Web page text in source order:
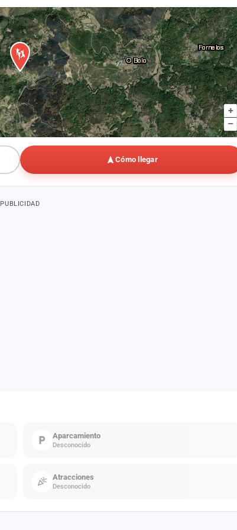
+
–
Cómo llegar
PUBLICIDAD
Aparcamiento
Desconocido
Atracciones
Desconocido